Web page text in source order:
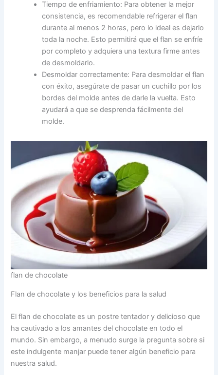
Tiempo de enfriamiento: Para obtener la mejor
consistencia, es recomendable refrigerar el flan
durante al menos 2 horas, pero lo ideal es dejarlo
toda la noche. Esto permitirá que el flan se enfríe
por completo y adquiera una textura firme antes
de desmoldarlo.
Desmoldar correctamente: Para desmoldar el flan
con éxito, asegúrate de pasar un cuchillo por los
bordes del molde antes de darle la vuelta. Esto
ayudará a que se desprenda fácilmente del
molde.
flan de chocolate
Flan de chocolate y los beneficios para la salud
El flan de chocolate es un postre tentador y delicioso que
ha cautivado a los amantes del chocolate en todo el
mundo. Sin embargo, a menudo surge la pregunta sobre si
este indulgente manjar puede tener algún beneficio para
nuestra salud.